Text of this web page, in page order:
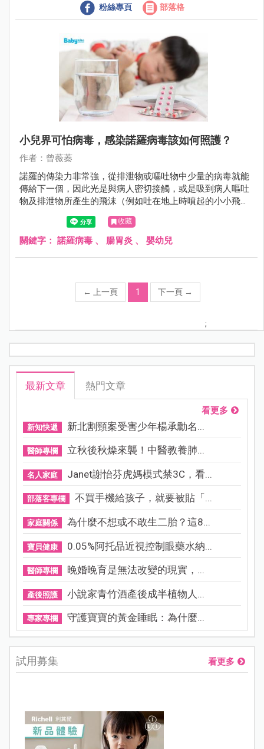
粉絲專頁 部落格
小兒界可怕病毒，感染諾羅病毒該如何照護？
作者：曾薇蓁
諾羅的傳染力非常強，從排泄物或嘔吐物中少量的病毒就能
傳給下一個，因此光是與病人密切接觸，或是吸到病人嘔吐
物及排泄物所產生的飛沫（例如吐在地上時噴起的小小飛
沫）也可能受感染。
收藏
關鍵字： 諾羅病毒 、 腸胃炎 、 嬰幼兒
← 上一頁 1 下一頁 →
;
最新文章 熱門文章
看更多
新知快遞 新北割頸案受害少年楊承勳名...
醫師專欄 立秋後秋燥來襲！中醫教養肺...
名人家庭 Janet謝怡芬虎媽模式禁3C，看...
部落客專欄 不買手機給孩子，就要被貼「...
家庭關係 為什麼不想或不敢生二胎？這8...
寶貝健康 0.05%阿托品近視控制眼藥水納...
醫師專欄 晚婚晚育是無法改變的現實，...
產後照護 小說家青竹酒產後成半植物人...
專家專欄 守護寶寶的黃金睡眠：為什麼...
試用募集 看更多